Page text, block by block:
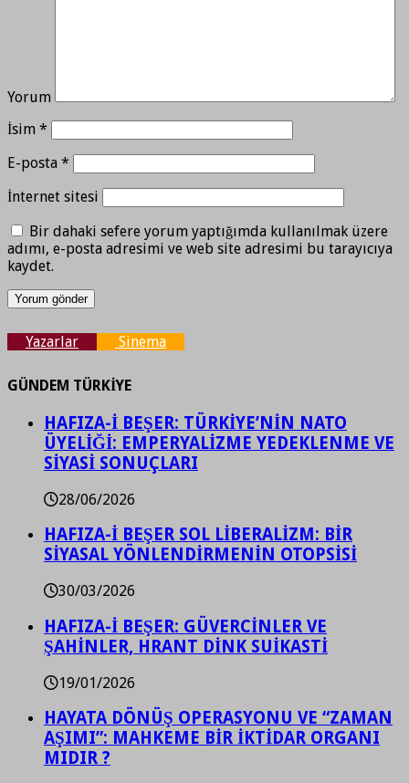
Yorum
İsim *
E-posta *
İnternet sitesi
Bir dahaki sefere yorum yaptığımda kullanılmak üzere
adımı, e-posta adresimi ve web site adresimi bu tarayıcıya
kaydet.
Yazarlar Sinema
GÜNDEM TÜRKİYE
HAFIZA-İ BEŞER: TÜRKİYE’NİN NATO
ÜYELİĞİ: EMPERYALİZME YEDEKLENME VE
SİYASİ SONUÇLARI
28/06/2026
HAFIZA-İ BEŞER SOL LİBERALİZM: BİR
SİYASAL YÖNLENDİRMENİN OTOPSİSİ
30/03/2026
HAFIZA-İ BEŞER: GÜVERCİNLER VE
ŞAHİNLER, HRANT DİNK SUİKASTİ
19/01/2026
HAYATA DÖNÜŞ OPERASYONU VE “ZAMAN
AŞIMI”: MAHKEME BİR İKTİDAR ORGANI
MIDIR ?